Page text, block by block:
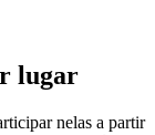
lugar
nelas a partir